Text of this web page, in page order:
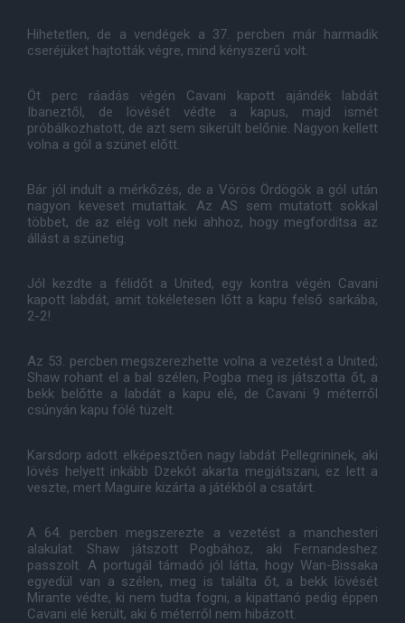
Hihetetlen, de a vendégek a 37. percben már harmadik
cseréjüket hajtották végre, mind kényszerű volt.
Öt perc ráadás végén Cavani kapott ajándék labdát
Ibaneztől, de lövését védte a kapus, majd ismét
próbálkozhatott, de azt sem sikerült belőnie. Nagyon kellett
volna a gól a szünet előtt.
Bár jól indult a mérkőzés, de a Vörös Ördögök a gól után
nagyon keveset mutattak. Az AS sem mutatott sokkal
többet, de az elég volt neki ahhoz, hogy megfordítsa az
állást a szünetig.
Jól kezdte a félidőt a United, egy kontra végén Cavani
kapott labdát, amit tökéletesen lőtt a kapu felső sarkába,
2-2!
Az 53. percben megszerezhette volna a vezetést a United;
Shaw rohant el a bal szélen, Pogba meg is játszotta őt, a
bekk belőtte a labdát a kapu elé, de Cavani 9 méterről
csúnyán kapu fölé tüzelt.
Karsdorp adott elképesztően nagy labdát Pellegrininek, aki
lövés helyett inkább Dzekót akarta megjátszani, ez lett a
veszte, mert Maguire kizárta a játékból a csatárt.
A 64. percben megszerezte a vezetést a manchesteri
alakulat. Shaw játszott Pogbához, aki Fernandeshez
passzolt. A portugál támadó jól látta, hogy Wan-Bissaka
egyedül van a szélen, meg is találta őt, a bekk lövését
Mirante védte, ki nem tudta fogni, a kipattanó pedig éppen
Cavani elé került, aki 6 méterről nem hibázott.